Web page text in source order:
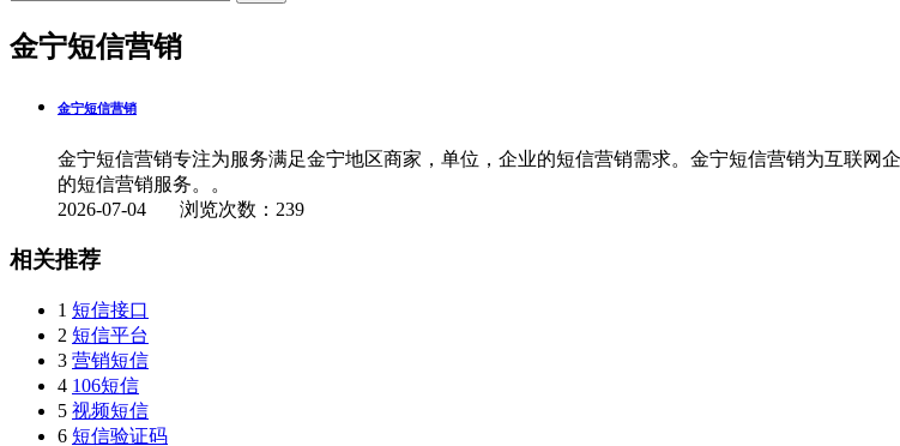
金宁短信营销
金宁短信营销
金宁短信营销专注为服务满足金宁地区商家，单位，企业的短信营销需求。金宁短信营销为互联
的短信营销服务。。
2026-07-04 浏览次数：239
相关推荐
1 短信接口
2 短信平台
3 营销短信
4 106短信
5 视频短信
6 短信验证码